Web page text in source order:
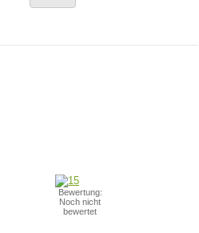
Bewertung:
Noch nicht
bewertet